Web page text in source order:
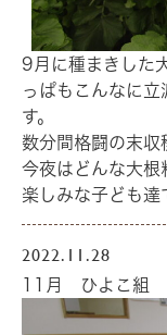
9月に種まきした
っぱもこんなに
す。
数分間格闘の末収
今夜はどんな大根
楽しみな子ども
2022.11.28
11月 ひよこ組